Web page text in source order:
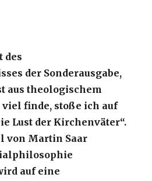
des
der Sonderausgabe,
aus theologischem
finde, stoße ich auf
Lust der Kirchenväter“.
von Martin Saar
auf eine